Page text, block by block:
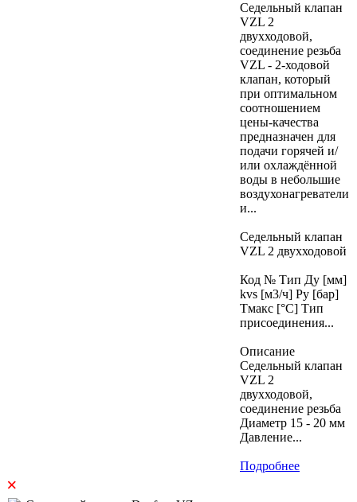
Седельный клапан
VZL 2
двухходовой,
соединение резьба
VZL - 2-ходовой
клапан, который
при оптимальном
соотношением
цены-качества
предназначен для
подачи горячей и/
или охлаждённой
воды в небольшие
воздухонагреватели
и...
Седельный клапан
VZL 2 двухходовой
Код № Тип Ду [мм]
kvs [м3/ч] Ру [бар]
Тмакс [°C] Тип
присоединения...
Описание
Седельный клапан
VZL 2
двухходовой,
соединение резьба
Диаметр 15 - 20 мм
Давление...
Подробнее
×